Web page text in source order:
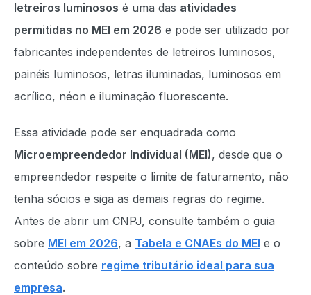
letreiros luminosos é uma das atividades
permitidas no MEI em 2026 e pode ser utilizado por
fabricantes independentes de letreiros luminosos,
painéis luminosos, letras iluminadas, luminosos em
acrílico, néon e iluminação fluorescente.
Essa atividade pode ser enquadrada como
Microempreendedor Individual (MEI), desde que o
empreendedor respeite o limite de faturamento, não
tenha sócios e siga as demais regras do regime.
Antes de abrir um CNPJ, consulte também o guia
sobre MEI em 2026, a Tabela e CNAEs do MEI e o
conteúdo sobre regime tributário ideal para sua
empresa.